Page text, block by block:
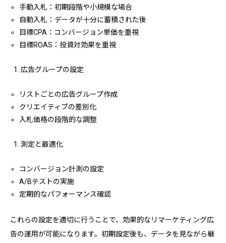
手動入札：初期段階や小規模な場合
自動入札：データが十分に蓄積された後
目標CPA：コンバージョン単価を重視
目標ROAS：投資対効果を重視
広告グループの設定
リストごとの広告グループ作成
クリエイティブの差別化
入札価格の段階的な調整
測定と最適化
コンバージョン計測の設定
A/Bテストの実施
定期的なパフォーマンス確認
これらの設定を適切に行うことで、効果的なリマーケティング広
告の運用が可能になります。初期設定後も、データを見ながら継